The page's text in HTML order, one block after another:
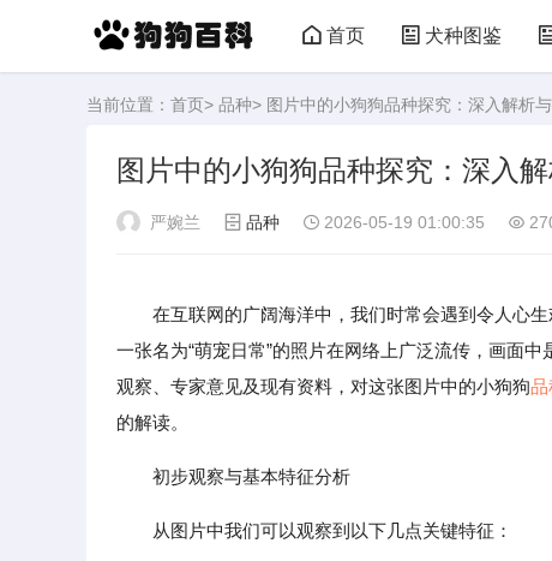
首页 犬种图鉴
当前位置： 首页> 品种> 图片中的小狗狗品种探究：深入解析
图片中的小狗狗品种探究：深入
严婉兰 品种 2026-05-19 01:00:35
在互联网的广阔海洋中，我们时常会遇到令人心
一张名为“萌宠日常”的照片在网络上广泛流传，画面
观察、专家意见及现有资料，对这张图片中的小狗狗品
的解读。
初步观察与基本特征分析
从图片中我们可以观察到以下几点关键特征：